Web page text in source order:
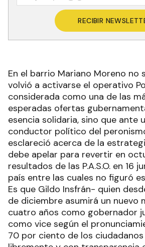
RECIBIR
En el barrio Mariano Moreno no
volvió a activarse el operativo
considerada como una de las
esperadas ofertas
esencia solidaria, sino que ante
conductor político del
esclareció acerca de la
debe apelar para revertir en
resultados de las P.A.S.O. en 16
país entre las cuales no figuró
Es que Gildo Insfrán- quien
de diciembre asumirá un nuevo
cuatro años como gobernador
como vice según el
70 por ciento de los